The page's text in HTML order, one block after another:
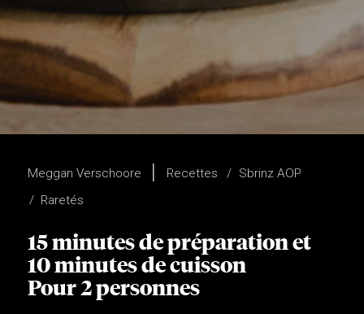
Meggan Verschoore Recettes
Sbrinz AOP
Raretés
15 minutes de préparation et
10 minutes de cuisson
Pour 2 personnes